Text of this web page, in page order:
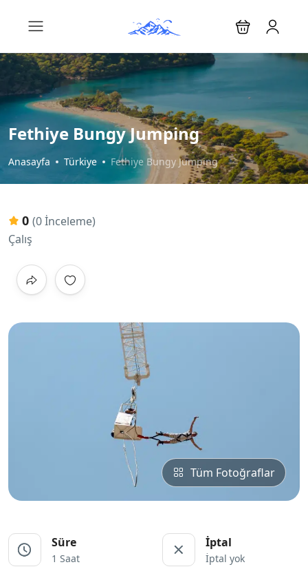
Fethiye Bungy Jumping
Anasayfa Türkiye Fethiye Bungy Jumping
0 (0 İnceleme)
Çalış
Tüm Fotoğraflar
Süre
1 Saat
İptal
İptal yok